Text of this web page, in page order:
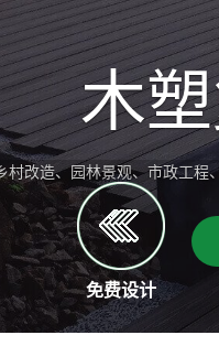
木
木塑墙板广泛用于
免费设计